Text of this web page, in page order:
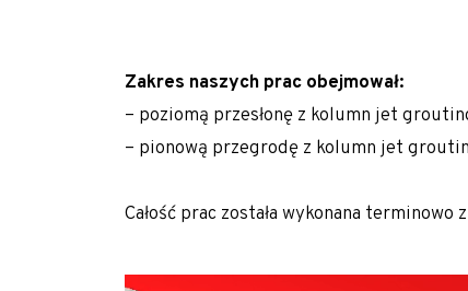
Realizacje z zakresu geotechniki
Referencje
Specjalista / Specjalistka ds. ofertowania
Usługi geotechniczne
Zakres naszych prac obejmował:
– poziomą przesłonę z kolumn jet
– pionową przegrodę z kolumn jet
Całość prac została wykonana